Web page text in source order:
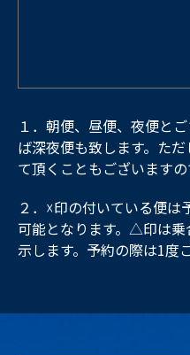
１．朝便、昼便、夜便と
ば深夜便も致します。た
て頂くこともございますの
２．☓印の付いている便は
可能となります。△印は
示します。予約の際は1度